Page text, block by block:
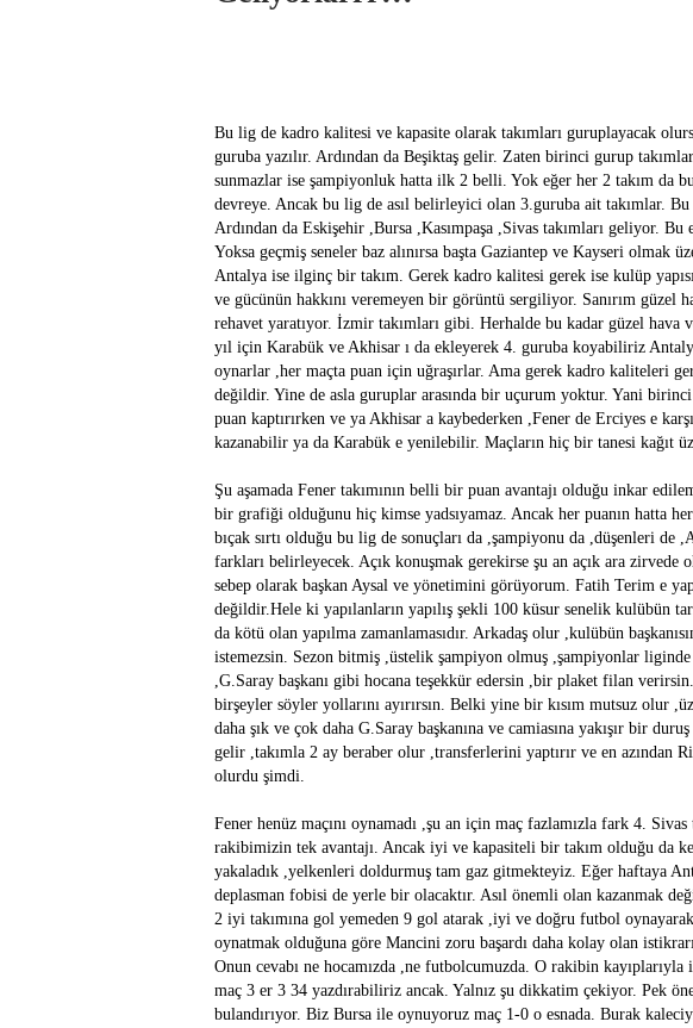
Bu lig de kadro kalitesi ve kapasite olarak takımları guruplayacak
guruba yazılır. Ardından da Beşiktaş gelir. Zaten birinci gurup
sunmazlar ise şampiyonluk hatta ilk 2 belli. Yok eğer her 2 takım da
devreye. Ancak bu lig de asıl belirleyici olan 3.guruba ait takımlar.
Ardından da Eskişehir ,Bursa ,Kasımpaşa ,Sivas takımları geliyor.
Yoksa geçmiş seneler baz alınırsa başta Gaziantep ve Kayseri olmak
Antalya ise ilginç bir takım. Gerek kadro kalitesi gerek ise kulüp
ve gücünün hakkını veremeyen bir görüntü sergiliyor. Sanırım güzel
rehavet yaratıyor. İzmir takımları gibi. Herhalde bu kadar güzel
yıl için Karabük ve Akhisar ı da ekleyerek 4. guruba koyabiliriz
oynarlar ,her maçta puan için uğraşırlar. Ama gerek kadro kaliteleri
değildir. Yine de asla guruplar arasında bir uçurum yoktur. Yani
puan kaptırırken ve ya Akhisar a kaybederken ,Fener de Erciyes e
kazanabilir ya da Karabük e yenilebilir. Maçların hiç bir tanesi kağıt
Şu aşamada Fener takımının belli bir puan avantajı olduğu inkar
bir grafiği olduğunu hiç kimse yadsıyamaz. Ancak her puanın hatta
bıçak sırtı olduğu bu lig de sonuçları da ,şampiyonu da ,düşenleri de
farkları belirleyecek. Açık konuşmak gerekirse şu an açık ara zirvede
sebep olarak başkan Aysal ve yönetimini görüyorum. Fatih Terim e
değildir.Hele ki yapılanların yapılış şekli 100 küsur senelik kulübün
da kötü olan yapılma zamanlamasıdır. Arkadaş olur ,kulübün
istemezsin. Sezon bitmiş ,üstelik şampiyon olmuş ,şampiyonlar
,G.Saray başkanı gibi hocana teşekkür edersin ,bir plaket filan
birşeyler söyler yollarını ayırırsın. Belki yine bir kısım mutsuz olur
daha şık ve çok daha G.Saray başkanına ve camiasına yakışır bir
gelir ,takımla 2 ay beraber olur ,transferlerini yaptırır ve en azından
olurdu şimdi.
Fener henüz maçını oynamadı ,şu an için maç fazlamızla fark 4.
rakibimizin tek avantajı. Ancak iyi ve kapasiteli bir takım olduğu da
yakaladık ,yelkenleri doldurmuş tam gaz gitmekteyiz. Eğer haftaya
deplasman fobisi de yerle bir olacaktır. Asıl önemli olan kazanmak
2 iyi takımına gol yemeden 9 gol atarak ,iyi ve doğru futbol
oynatmak olduğuna göre Mancini zoru başardı daha kolay olan
Onun cevabı ne hocamızda ,ne futbolcumuzda. O rakibin
maç 3 er 3 34 yazdırabiliriz ancak. Yalnız şu dikkatim çekiyor. Pek
bulandırıyor. Biz Bursa ile oynuyoruz maç 1-0 o esnada. Burak